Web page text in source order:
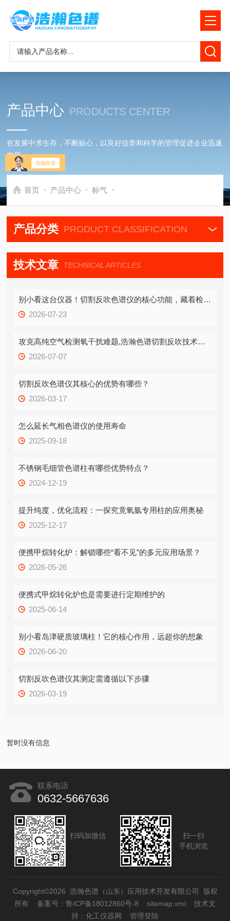
产品中心 PRODUCTS CENTER
在发展中求生存，不断贴心，以良好信誉和科学的管理促进企业迅速
发展
首页 - 产品中心 - 标气 -
产品分类 PRODUCT CLASSIFICATION
技术文章 TECHNICAL ARTICLES
别小看这台仪器！切割反吹色谱仪的核心功能，藏着检测效率的破局关键
2026-07-23
攻克高纯空气检测氧干扰难题,浩瀚色谱切割反吹技术打造精准质控方案
2026-07-07
切割反吹色谱仪其核心的优势有哪些？
2026-03-17
怎么延长气相色谱仪的使用寿命
2025-09-18
不锈钢毛细管色谱柱有哪些优势特点？
2024-12-19
提升纯度，优化流程：一探究竟氧氩专用柱的应用奥秘
2025-12-17
便携甲烷转化炉：解锁哪些“看不见”的多元应用场景？
2026-05-26
便携式甲烷转化炉也是需要进行定期维护的
2025-06-14
别小看岛津硬质玻璃柱！它的核心作用，远超你的想象
2026-06-20
切割反吹色谱仪其测定需遵循以下步骤
2026-03-19
暂时没有信息
联系电话
0632-5667636
扫码加微信
扫一扫
手机浏览
Copyright©2026 浩瀚色谱（山东）应用技术开发有限公司 版权
所有 备案号：鲁ICP备18012860号-8 sitemap.xml 技术支
持： 化工仪器网 管理登陆